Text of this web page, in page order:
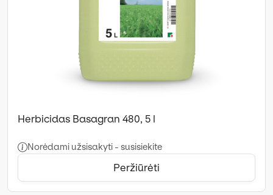
Herbicidas Basagran 480, 5 l
Norėdami užsisakyti - susisiekite
Peržiūrėti